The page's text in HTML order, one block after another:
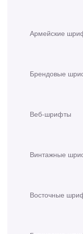
Армейские
Брендовые
Веб-шрифты
Винтажные
Восточные